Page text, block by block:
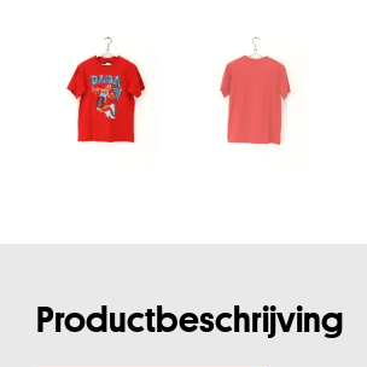
Productbeschrijving